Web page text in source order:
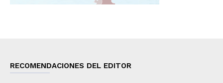
RECOMENDACIONES DEL EDITOR